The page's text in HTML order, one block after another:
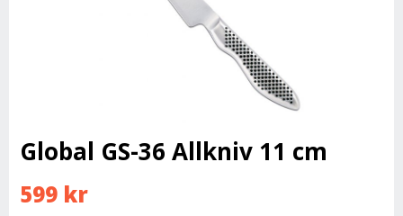
Global GS-36 Allkniv 11 cm
599 kr